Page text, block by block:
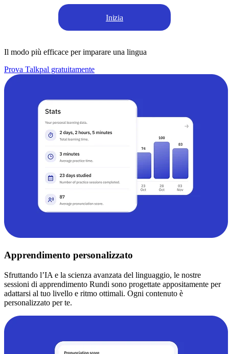
Inizia
Il modo più efficace per imparare una lingua
Prova Talkpal gratuitamente
Apprendimento personalizzato
Sfruttando l’IA e la scienza avanzata del linguaggio, le nostre
sessioni di apprendimento Rundi sono progettate appositamente per
adattarsi al tuo livello e ritmo ottimali. Ogni contenuto è
personalizzato per te.